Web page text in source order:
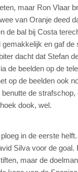
maar Ron Vlaar
van Oranje deed
de bal bij Costa
gemakkelijk en gaf de
dacht dat Stefan
de beelden op de
op de beelden ook
de strafschop,
dook, wel.
in de eerste
Silva voor de goal.
maar de